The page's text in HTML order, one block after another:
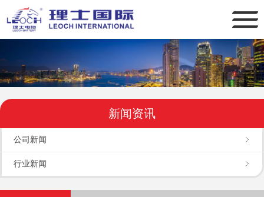
新闻资讯
公司新闻
行业新闻